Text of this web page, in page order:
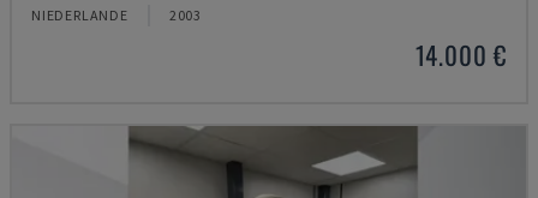
NIEDERLANDE 2003
14.000 €